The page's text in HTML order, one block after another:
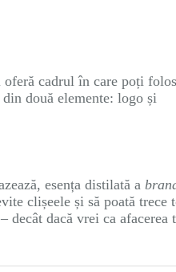
cadrul în care poți
două elemente: logo și
esența distilată a
clișeele și să poată trece
decât dacă vrei ca afacerea